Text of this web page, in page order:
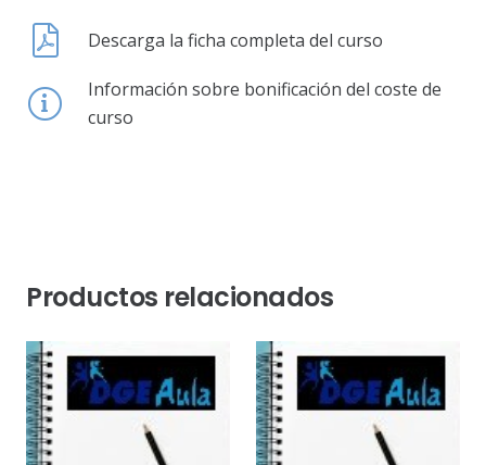
Descarga la ficha completa del curso
Información sobre bonificación del coste de
curso
Productos relacionados